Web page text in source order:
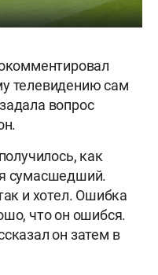
телевидению сам
вопрос
как
сумасшедший.
и хотел. Ошибка
что он ошибся.
он затем в